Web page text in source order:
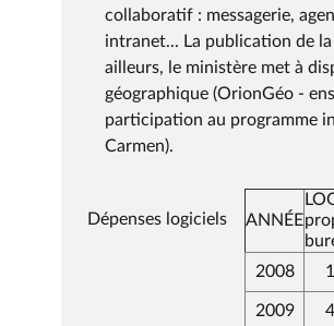
collaboratif : messagerie,
intranet... La publication de
ailleurs, le ministère met à
géographique (OrionGéo -
participation au programme
Carmen).
Dépenses logiciels ANNÉE
2008
2009